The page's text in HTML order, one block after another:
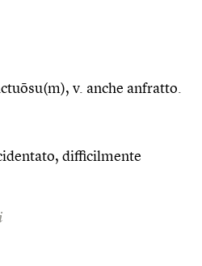
v. anche anfratto.
difficilmente